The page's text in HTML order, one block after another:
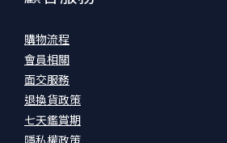
購物流程
會員相關
面交服務
退換貨政策
七天鑑賞期
隱私權政策